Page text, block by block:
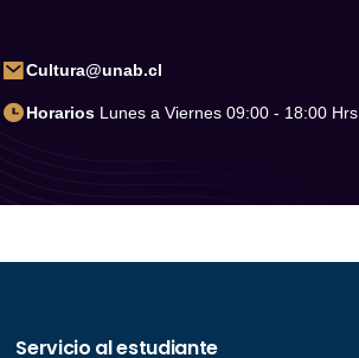
Cultura@unab.cl
Horarios Lunes a Viernes 09:00 - 18:00 Hrs